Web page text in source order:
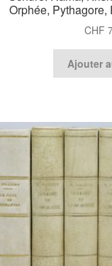
Orphée, Pythagore,
CHF
Ajouter